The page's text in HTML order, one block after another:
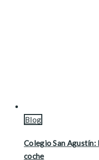
Blog
Colegio San Agustín:
coche